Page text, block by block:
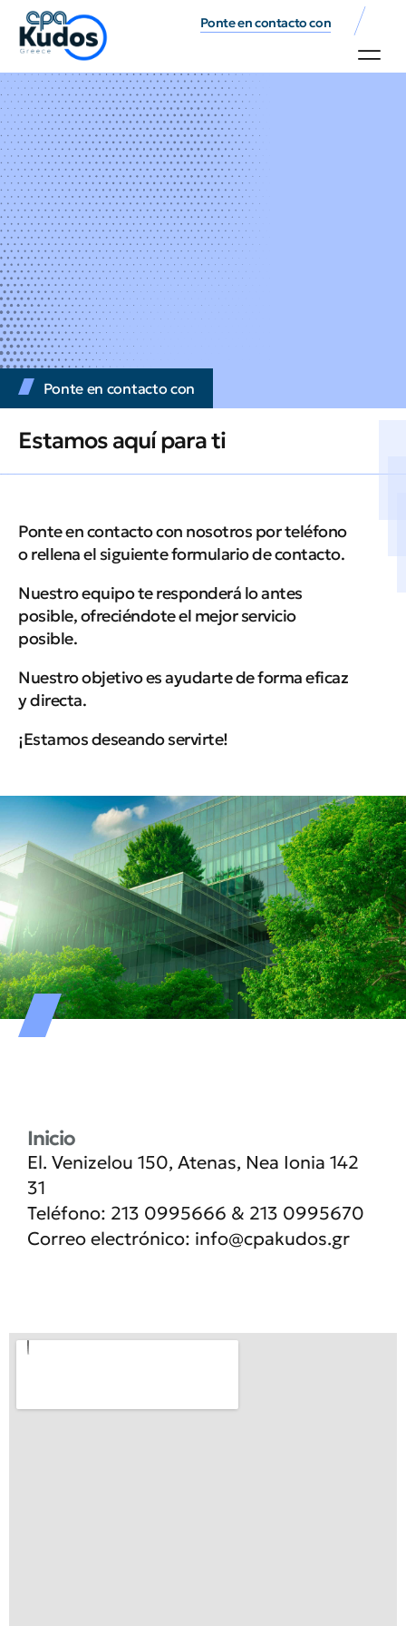
Ponte en contacto con
Ponte en contacto con
Estamos aquí para ti
Ponte en contacto con nosotros por teléfono
o rellena el siguiente formulario de contacto.
Nuestro equipo te responderá lo antes
posible, ofreciéndote el mejor servicio
posible.
Nuestro objetivo es ayudarte de forma eficaz
y directa.
¡Estamos deseando servirte!
Inicio
El. Venizelou 150, Atenas, Nea Ionia 142
31
Teléfono: 213 0995666 & 213 0995670
Correo electrónico: info@cpakudos.gr